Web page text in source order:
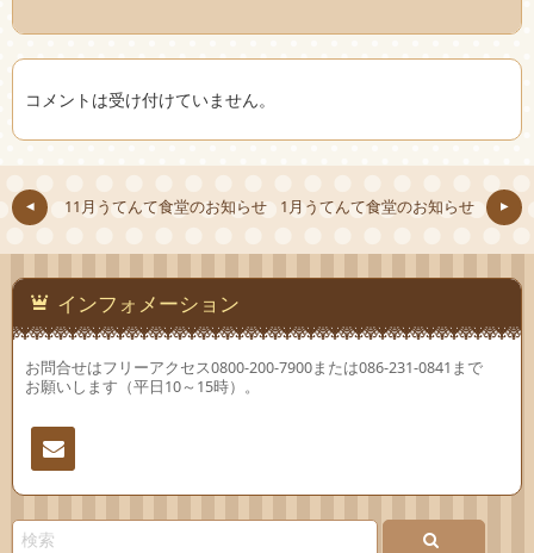
コメントは受け付けていません。
11月うてんて食堂のお知らせ 1月うてんて食堂のお知らせ
インフォメーション
お問合せはフリーアクセス0800-200-7900または086-231-0841まで
お願いします（平日10～15時）。
連絡
先